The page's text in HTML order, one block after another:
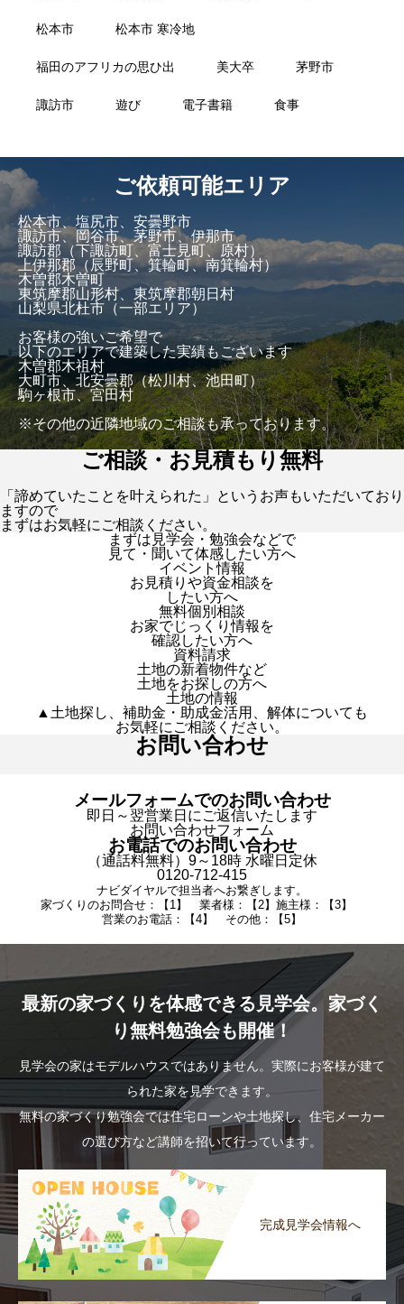
松本市 松本市 寒冷地
福田のアフリカの思ひ出 美大卒 茅野市
諏訪市 遊び 電子書籍 食事
ご依頼可能エリア
松本市、塩尻市、安曇野市
諏訪市、岡谷市、茅野市、伊那市
諏訪郡（下諏訪町、富士見町、原村）
上伊那郡（辰野町、箕輪町、南箕輪村）
木曽郡木曽町
東筑摩郡山形村、東筑摩郡朝日村
山梨県北杜市（一部エリア）
お客様の強いご希望で
以下のエリアで建築した実績もございます
木曽郡木祖村
大町市、北安曇郡（松川村、池田町）
駒ヶ根市、宮田村
※その他の近隣地域のご相談も承っております。
ご相談・お見積もり無料
「諦めていたことを叶えられた」というお声もいただいており
ますので
まずはお気軽にご相談ください。
まずは見学会・勉強会などで
見て・聞いて体感したい方へ
イベント情報
お見積りや資金相談を
したい方へ
無料個別相談
お家でじっくり情報を
確認したい方へ
資料請求
土地の新着物件など
土地をお探しの方へ
土地の情報
▲土地探し、補助金・助成金活用、解体についても
お気軽にご相談ください。
お問い合わせ
メールフォームでのお問い合わせ
即日～翌営業日にご返信いたします
お問い合わせフォーム
お電話でのお問い合わせ
（通話料無料）9～18時 水曜日定休
0120-712-415
ナビダイヤルで担当者へお繋ぎします。
家づくりのお問合せ：【1】 業者様：【2】施主様：【3】
営業のお電話：【4】 その他：【5】
最新の家づくりを体感できる見学会。家づく
り無料勉強会も開催！
見学会の家はモデルハウスではありません。実際にお客様が建て
られた家を見学できます。
無料の家づくり勉強会では住宅ローンや土地探し、住宅メーカー
の選び方など講師を招いて行っています。
完成見学会情報へ